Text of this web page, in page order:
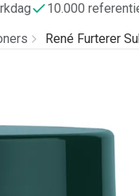
10.000
René Furterer